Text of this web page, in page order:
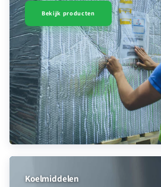
Bekijk producten
Koelmiddelen